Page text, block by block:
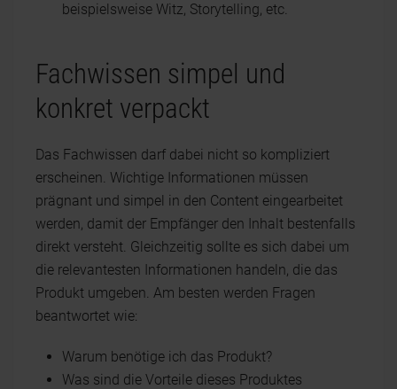
beispielsweise Witz, Storytelling, etc.
Fachwissen simpel und
konkret verpackt
Das Fachwissen darf dabei nicht so kompliziert
erscheinen. Wichtige Informationen müssen
prägnant und simpel in den Content eingearbeitet
werden, damit der Empfänger den Inhalt bestenfalls
direkt versteht. Gleichzeitig sollte es sich dabei um
die relevantesten Informationen handeln, die das
Produkt umgeben. Am besten werden Fragen
beantwortet wie:
Warum benötige ich das Produkt?
Was sind die Vorteile dieses Produktes